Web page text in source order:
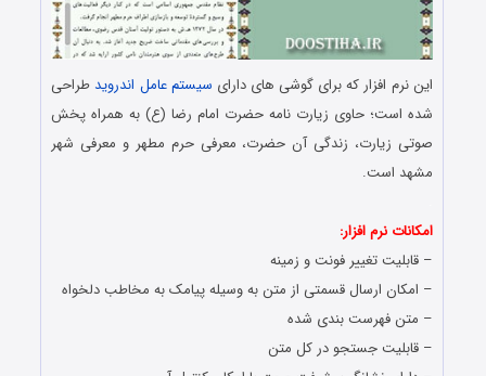
این نرم افزار که برای گوشی های دارای سیستم عامل اندروید طراحی
شده است؛ حاوی زیارت نامه حضرت امام رضا (ع) به همراه پخش
صوتی زیارت، زندگی آن حضرت، معرفی حرم مطهر و معرفی شهر
مشهد است.
امکانات نرم افزار:
– قابلیت تغییر فونت و زمینه
– امکان ارسال قسمتی از متن به وسیله پیامک به مخاطب دلخواه
– متن فهرست بندی شده
– قابلیت جستجو در کل متن